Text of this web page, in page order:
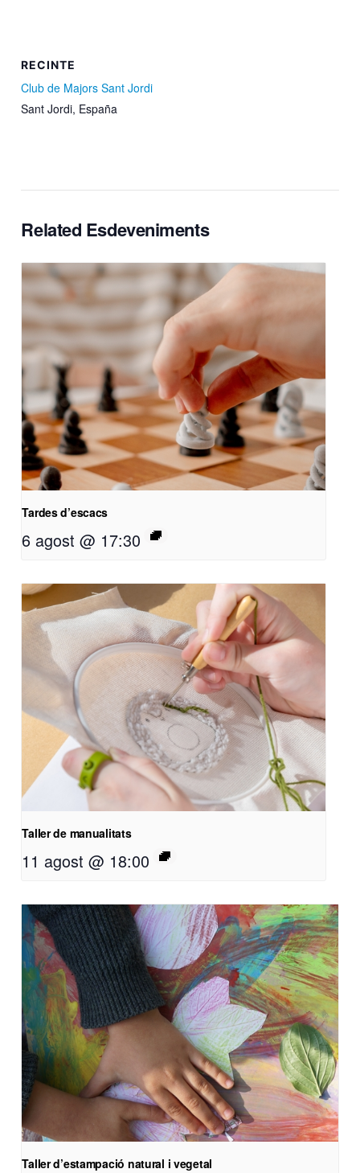
RECINTE
Club de Majors Sant Jordi
Sant Jordi, España
Related Esdeveniments
Tardes d’escacs
6 agost @ 17:30
Taller de manualitats
11 agost @ 18:00
Taller d’estampació natural i vegetal